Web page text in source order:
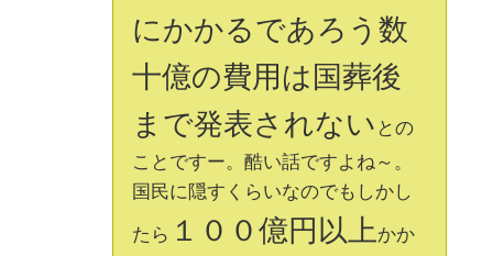
にかかるであろう数
十億の費用は国葬後
まで発表されない との
ことですー。酷い話ですよね～。
国民に隠すくらいなのでもしかし
たら １００億円以上 かか